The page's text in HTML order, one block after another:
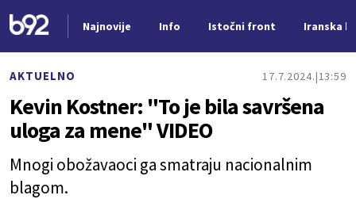
Najnovije Info Istočni front Iranska
AKTUELNO 17.7.2024. 13:59
Kevin Kostner: "To je bila savršena
uloga za mene" VIDEO
Mnogi obožavaoci ga smatraju nacionalnim
blagom.